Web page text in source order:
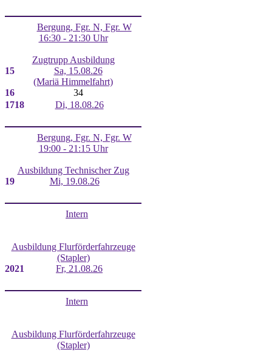
Bergung, Fgr. N, Fgr. W
16:30 - 21:30 Uhr
Zugtrupp Ausbildung
15
Sa, 15.08.26
(Mariä Himmelfahrt)
16
34
1718 Di, 18.08.26
Bergung, Fgr. N, Fgr. W
19:00 - 21:15 Uhr
Ausbildung Technischer Zug
19
Mi, 19.08.26
Intern
Ausbildung Flurförderfahrzeuge
(Stapler)
2021 Fr, 21.08.26
Intern
Ausbildung Flurförderfahrzeuge
(Stapler)